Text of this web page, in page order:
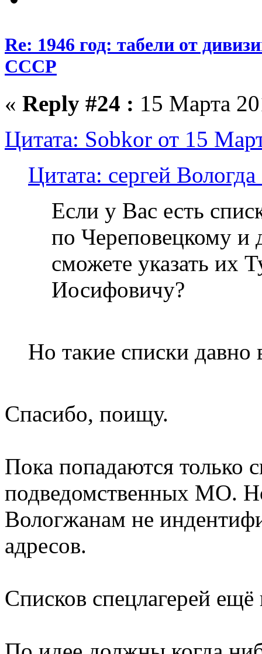
Re: 1946 год: табели от
СССР
« Reply #24 : 15 Марта
Цитата: Sobkor от 15
Цитата: сергей
Если у Вас есть
по Череповецкому и
сможете указать их
Иосифовичу?
Но такие списки
Спасибо, поищу.
Пока попадаются только
подведомственных МО.
Вологжанам не
адресов.
Списков спецлагерей ещё